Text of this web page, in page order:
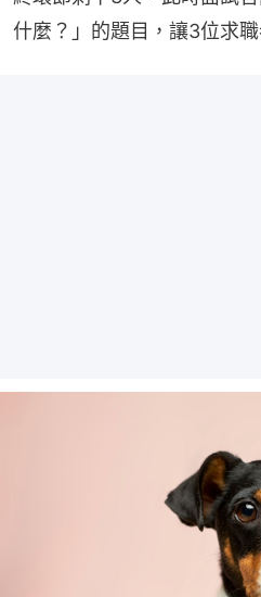
什麼？」的題目，讓3位求